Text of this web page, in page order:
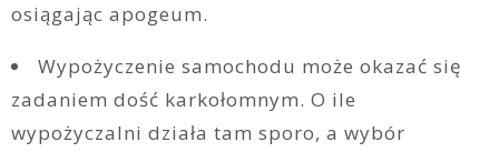
osiągając apogeum.
Wypożyczenie samochodu może okazać się
zadaniem dość karkołomnym. O ile
wypożyczalni działa tam sporo, a wybór